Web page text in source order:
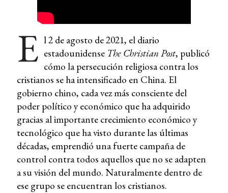
E l 2 de agosto de 2021, el diario
estadounidense The Christian Post, publicó
cómo la persecución religiosa contra los
cristianos se ha intensificado en China. El
gobierno chino, cada vez más consciente del
poder político y económico que ha adquirido
gracias al importante crecimiento económico y
tecnológico que ha visto durante las últimas
décadas, emprendió una fuerte campaña de
control contra todos aquellos que no se adapten
a su visión del mundo. Naturalmente dentro de
ese grupo se encuentran los cristianos.